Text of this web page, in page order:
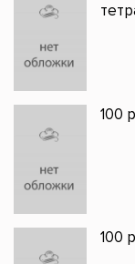
100
100